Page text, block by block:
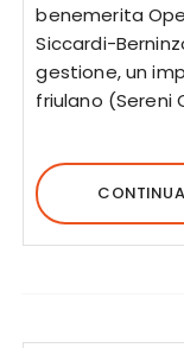
benemerita
Siccardi-
gestione, un
friulano (Sereni
CONTINUA